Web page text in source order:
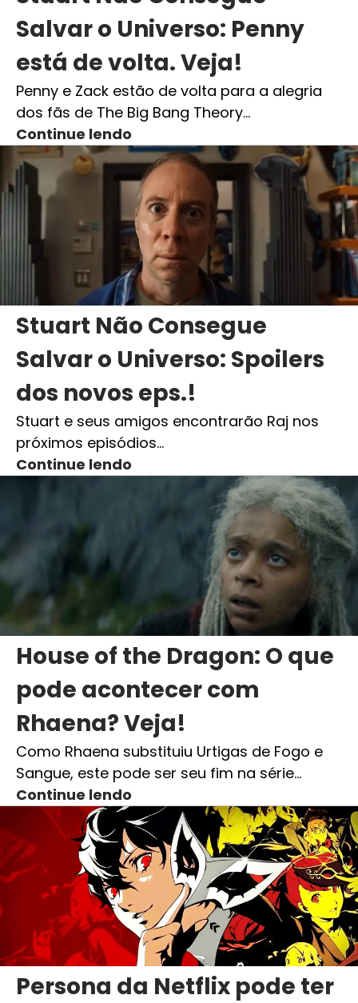
Salvar o Universo: Penny
está de volta. Veja!
Penny e Zack estão de volta para a alegria
dos fãs de The Big Bang Theory…
Continue lendo
Stuart Não Consegue
Salvar o Universo: Spoilers
dos novos eps.!
Stuart e seus amigos encontrarão Raj nos
próximos episódios…
Continue lendo
House of the Dragon: O que
pode acontecer com
Rhaena? Veja!
Como Rhaena substituiu Urtigas de Fogo e
Sangue, este pode ser seu fim na série…
Continue lendo
Persona da Netflix pode ter